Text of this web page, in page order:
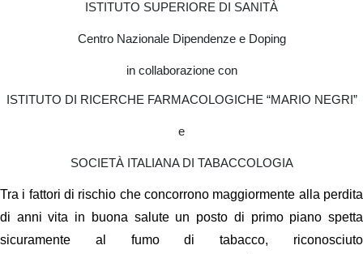
ISTITUTO SUPERIORE DI SANITÀ
Centro Nazionale Dipendenze e Doping
in collaborazione con
ISTITUTO DI RICERCHE FARMACOLOGICHE “MARIO NEGRI”
e
SOCIETÀ ITALIANA DI TABACCOLOGIA
Tra i fattori di rischio che concorrono maggiormente alla perdita
di anni vita in buona salute un posto di primo piano spetta
sicuramente al fumo di tabacco, riconosciuto